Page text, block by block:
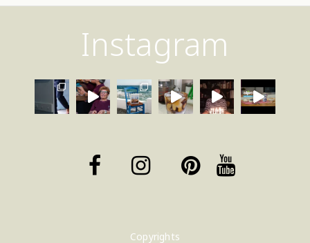
Instagram
Copyrights